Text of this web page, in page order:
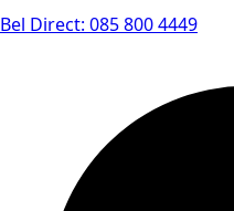
Bel Direct: 085 800 4449